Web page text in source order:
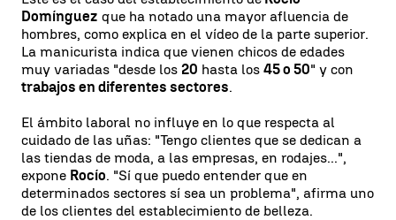
Domínguez que ha notado una mayor afluencia de
hombres, como explica en el vídeo de la parte superior.
La manicurista indica que vienen chicos de edades
muy variadas "desde los 20 hasta los 45 o 50" y con
trabajos en diferentes sectores.
El ámbito laboral no influye en lo que respecta al
cuidado de las uñas: "Tengo clientes que se dedican a
las tiendas de moda, a las empresas, en rodajes...",
expone Rocío. "Sí que puedo entender que en
determinados sectores sí sea un problema", afirma uno
de los clientes del establecimiento de belleza.